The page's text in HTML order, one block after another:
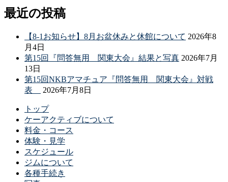
最近の投稿
【8-1お知らせ】8月お盆休みと休館について 2026年8
月4日
第15回『問答無用 関東大会』結果と写真 2026年7月
13日
第15回NKBアマチュア『問答無用 関東大会』対戦
表
2026年7月8日
トップ
ケーアクティブについて
料金・コース
体験・見学
スケジュール
ジムについて
各種手続き